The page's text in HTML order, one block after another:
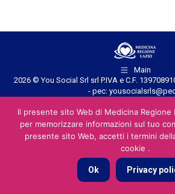
Main
2026 © You Social Srl srl P.IVA e C.F.
- pec:
Il presente sito Web di Medicina Regione
per memorizzare informazioni sul tuo
presente sito Web, accetti i termini
cookie .
Ok Privacy